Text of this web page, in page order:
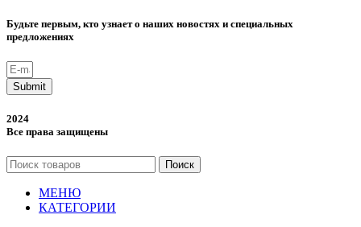
Будьте первым, кто узнает о наших новостях и специальных
предложениях
Submit
2024
Все права защищены
Поиск
МЕНЮ
КАТЕГОРИИ